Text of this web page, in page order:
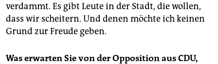
verdammt. Es gibt Leute in der Stadt, die wollen,
dass wir scheitern. Und denen möchte ich keinen
Grund zur Freude geben.
Was erwarten Sie von der Opposition aus CDU,